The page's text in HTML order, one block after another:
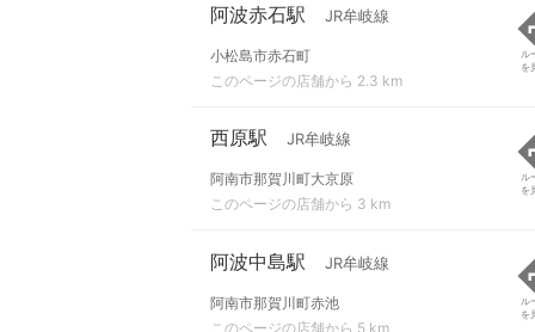
阿波赤石駅 JR牟岐線
小松島市赤石町
このページの店舗から 2.3 km
ル
を
西原駅 JR牟岐線
阿南市那賀川町大京原
このページの店舗から 3 km
ル
を
阿波中島駅 JR牟岐線
阿南市那賀川町赤池
このページの店舗から 5 km
ル
を